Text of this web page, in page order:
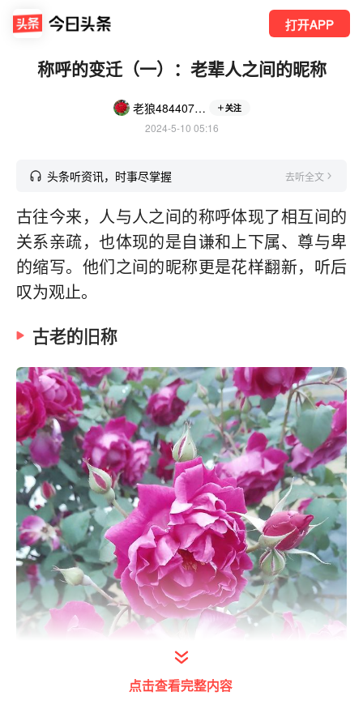
打开APP
称呼的变迁（一）：老辈人之间的昵称
老狼48440790 关注
2024-5-10 05:16
头条听资讯，时事尽掌握 去听全文
古往今来，人与人之间的称呼体现了相互间的
关系亲疏，也体现的是自谦和上下属、尊与卑
的缩写。他们之间的昵称更是花样翻新，听后
叹为观止。
古老的旧称
点击查看完整内容